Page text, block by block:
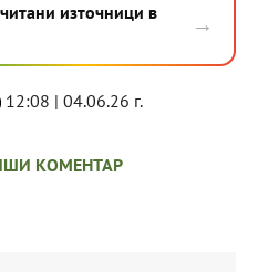
източници в
→
12:08 | 04.06.26 г.
КОМЕНТАР